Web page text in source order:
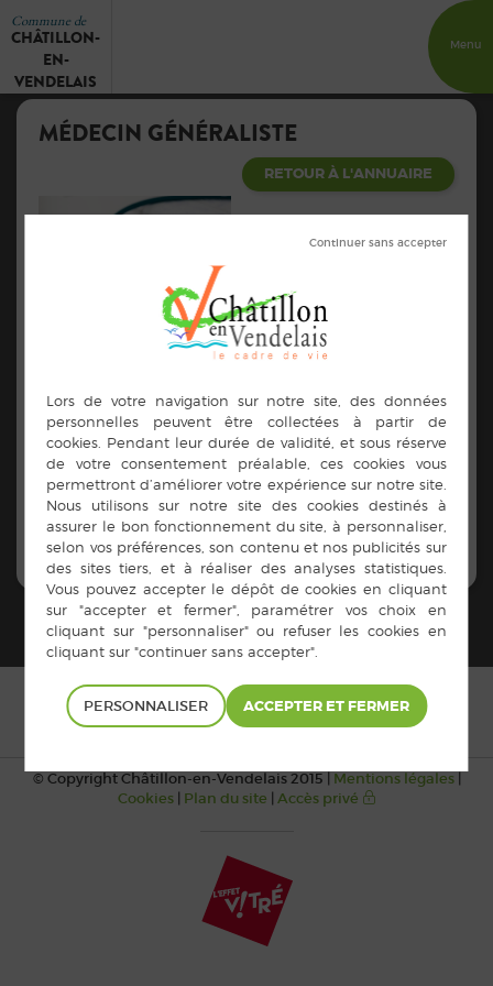
Commune de
CHÂTILLON-
EN-
VENDELAIS
Menu
MÉDECIN GÉNÉRALISTE
RETOUR À L'ANNUAIRE
Fehri BEN DEBBA
Châtillon-en-Vendelais
Contacts :
Tél : 02.99.76.00.07 Fax :
02.99.76.12.23
© Copyright Châtillon-en-Vendelais 2015 | Mentions légales|
Cookies| Plan du site Accès privé
PERSONNALISER